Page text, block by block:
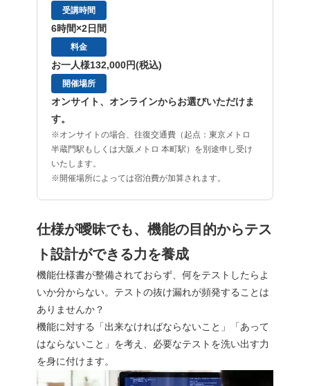
受講時間
6時間×2日間
料金
お一人様132,000円(税込)
開催場所
オンサイト、オンラインからお選びいただけま
す。
※オンサイトの場合、往復交通費（起点：東京メトロ
半蔵門駅もしくは大阪メトロ 本町駅）を別途申し受け
いたします。
※開催場所によっては宿泊費が加算されます。
仕様が曖昧でも、機能の目的からテス
ト設計ができる力を養成
機能仕様書が整備されておらず、何をテストしたらよ
いか分からない。テストの抜け漏れが頻発することは
ありませんか？
機能に対する「出来なければならないこと」「あって
はならないこと」を考え、必要なテストを洗い出す力
を身に付けます。